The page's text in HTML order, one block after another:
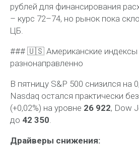
рублей для финансирования
– курс 72–74, но рынок пока
ЦБ.
### 🇺🇸 Американские индексы
разнонаправленно
В пятницу S&P 500 снизился на
Nasdaq остался практически
(+0,02%) на уровне 26 922, Dow
до 42 350
Драйверы снижения: